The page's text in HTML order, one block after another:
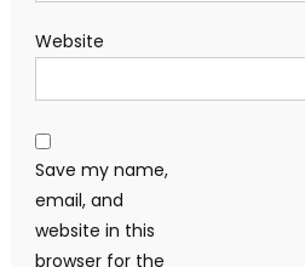
Website
Save my name,
email, and
website in this
browser for the